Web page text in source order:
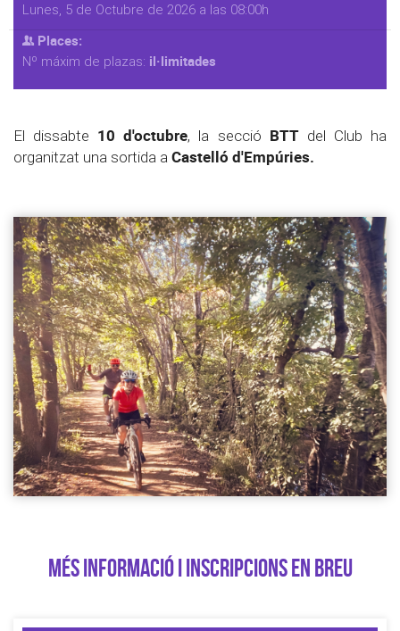
Lunes, 5 de Octubre de 2026 a las 08:00h
Places:
Nº máxim de plazas: il·limitades
El dissabte 10 d'octubre, la secció BTTdel Club ha
organitzat una sortida aCastelló d'Empúries.
MÉS INFORMACIÓ I INSCRIPCIONS EN BREU